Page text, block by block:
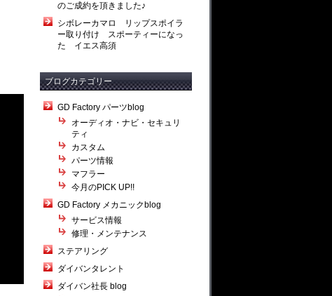
のご成約を頂きました♪
シボレーカマロ リップスポイラ
ー取り付け スポーティーになっ
た イエス高須
ブログカテゴリー
GD Factory パーツblog
オーディオ・ナビ・セキュリ
ティ
カスタム
パーツ情報
マフラー
今月のPICK UP!!
GD Factory メカニックblog
サービス情報
修理・メンテナンス
ステアリング
ダイバンタレント
ダイバン社長 blog